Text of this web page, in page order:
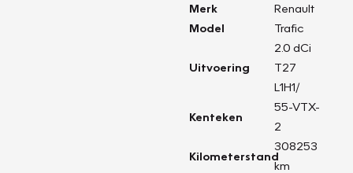
Merk
Renault
Model
Trafic
Uitvoering
2.0 dCi
T27
L1H1/
Kenteken
55-VTX-
2
Kilometerstand
308253
km